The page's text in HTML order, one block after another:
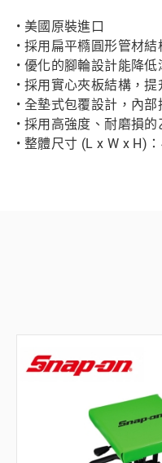
• 美國原裝進口
• 採用扁平橢圓形管材
• 優化的腳輪設計能降
• 採用實心夾板結構，
• 全墊式包覆設計，內
• 採用高強度、耐磨損
• 整體尺寸 (L x W x H)